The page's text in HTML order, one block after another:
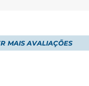
MAIS AVALIAÇÕES